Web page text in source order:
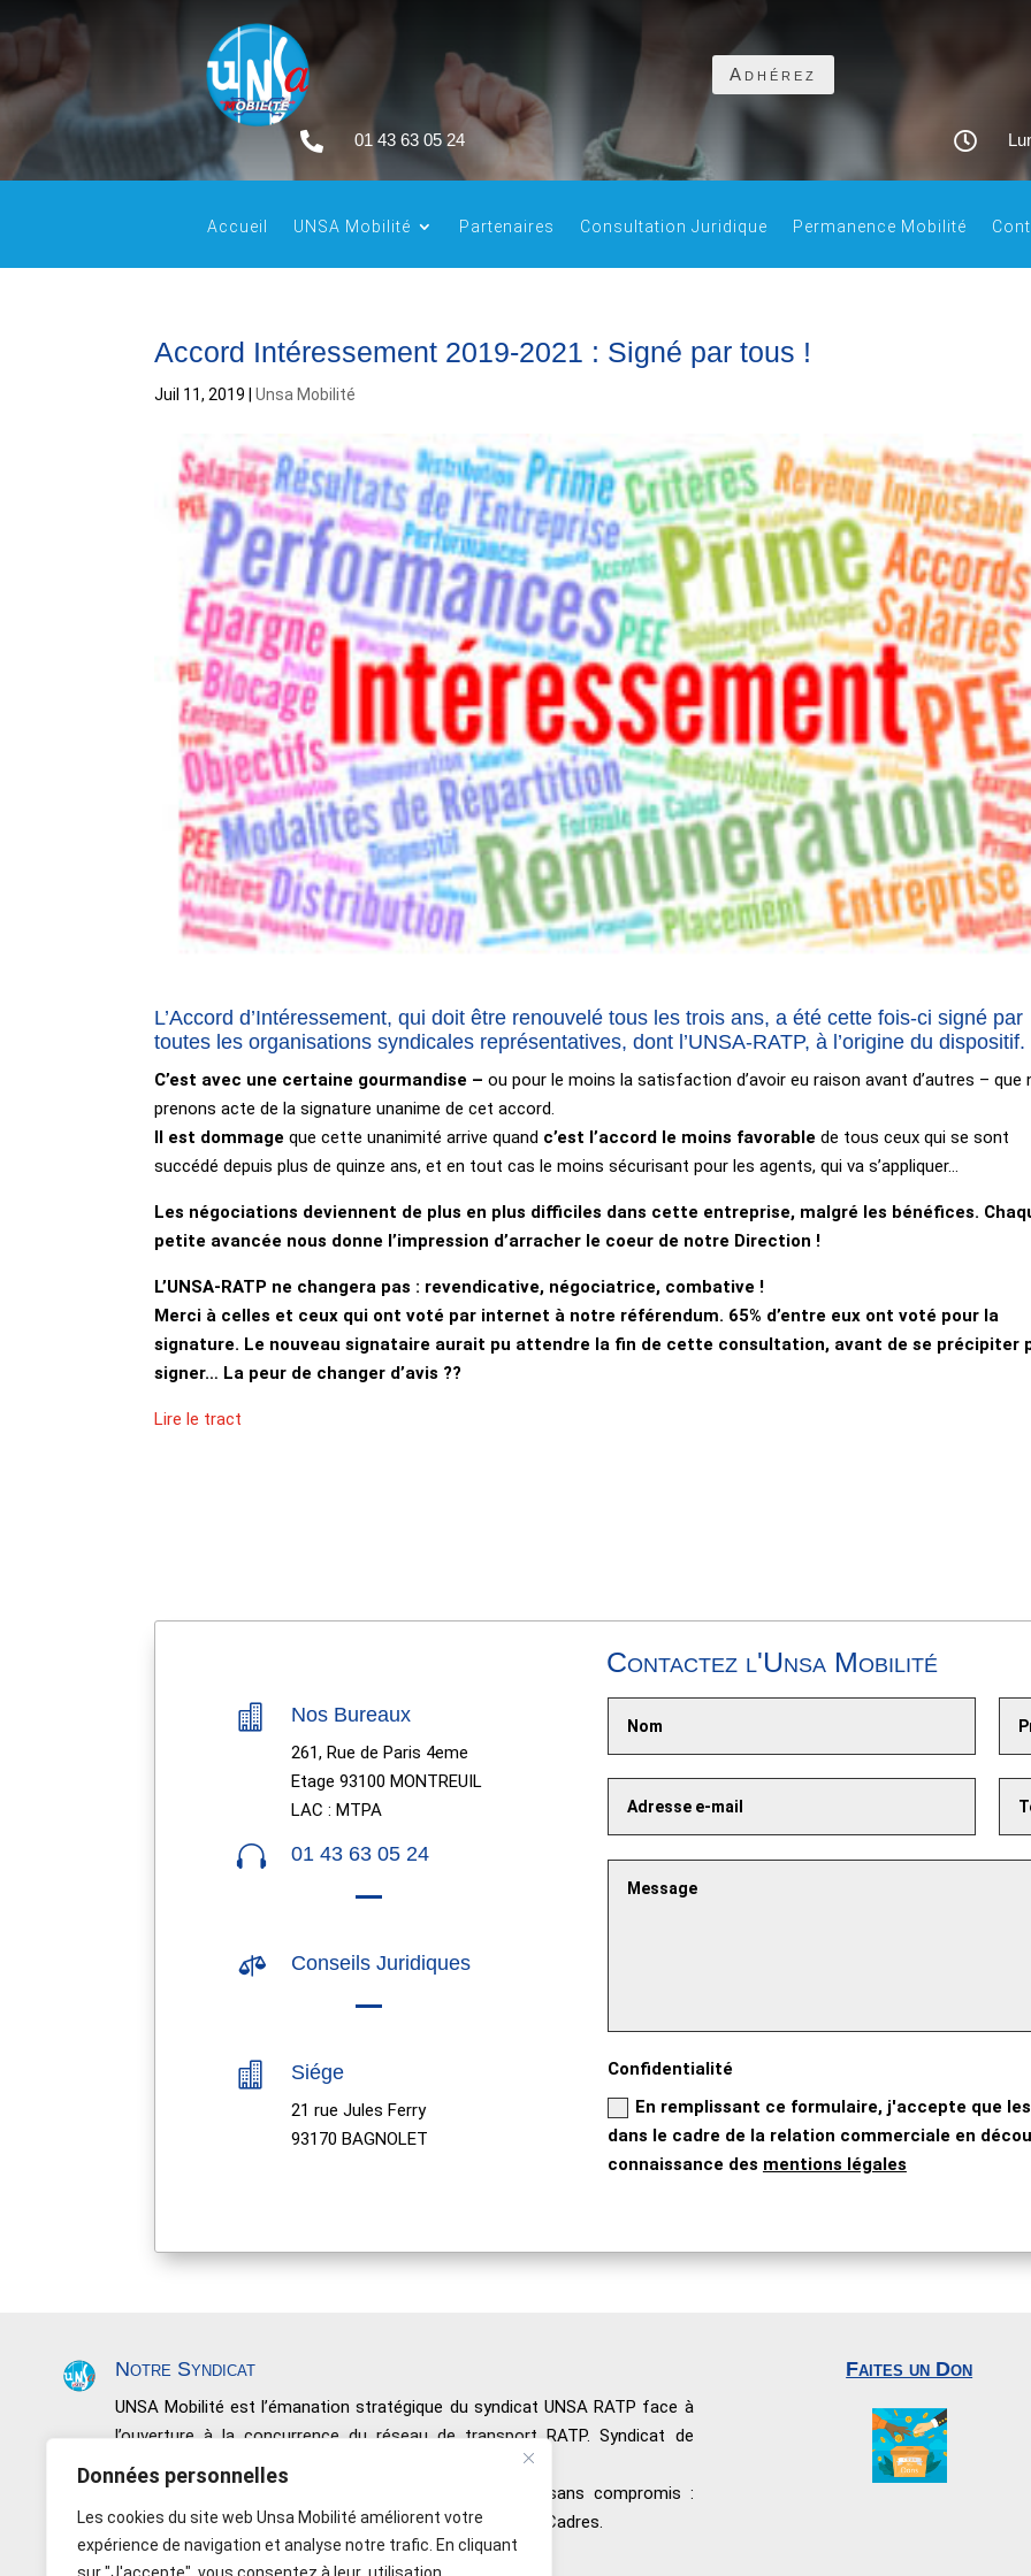
Données personnelles
Les cookies du site web Unsa Mobilité améliorent votre
expérience de navigation et analyse notre trafic. En cliquant
Adhérez
 01 43 63 05 24 
Accueil UNSA Mobilité Partenaires Consultation Juridique Permanence Mobilité
Accord Intéressement 2019-2021 : Signé par tous !
Juil 11, 2019 |Unsa Mobilité
L’Accord d’Intéressement, qui doit être renouvelé tous les trois ans, a été cette fois-ci signé par
toutes les organisations syndicales représentatives, dont l’UNSA-RATP, à l’origine du dispositif.
C’est avec une certaine gourmandise –ou pour le moins la satisfaction d’avoir eu raison avant d’autres – que
prenons acte de la signature unanime de cet accord.
Il est dommage que cette unanimité arrive quand c’est l’accord le moins favorable de tous ceux qui se sont
succédé depuis plus de quinze ans, et en tout cas le moins sécurisant pour les agents, qui va s’appliquer…
Les négociations deviennent de plus en plus difficiles dans cette entreprise, malgré les bénéfices.
petite avancée nous donne l’impression d’arracher le coeur de notre Direction !
L’UNSA-RATP ne changera pas : revendicative, négociatrice, combative !
Merci à celles et ceux qui ont voté par internet à notre référendum. 65% d’entre eux ont voté pour la
signature. Le nouveau signataire aurait pu attendre la fin de cette consultation, avant de se précipiter
signer… La peur de changer d’avis ??
Lire le tract
 Nos Bureaux
261, Rue de Paris 4eme
Etage 93100 MONTREUIL
LAC : MTPA
 01 43 63 05 24
 Conseils Juridiques
 Siége
21 rue Jules Ferry
93170 BAGNOLET
Contactez l'Unsa Mobilité
Confidentialité
En remplissant ce formulaire, j'accepte que
dans le cadre de la relation commerciale en
connaissance des mentions légales
Notre Syndicat
UNSA Mobilité est l’émanation stratégique du syndicat UNSA RATP face à
l’ouverture à la concurrence du réseau de transport RATP. Syndicat de
négociations, de conquêtes sociales et de résultats.
Nous défendons toutes les catégories de personnel sans compromis :
Salariés non issus de l’encadrement, les Maîtrises et les Cadres.
Indépendance – Rapport de force – Responsabilité
Faites un Don